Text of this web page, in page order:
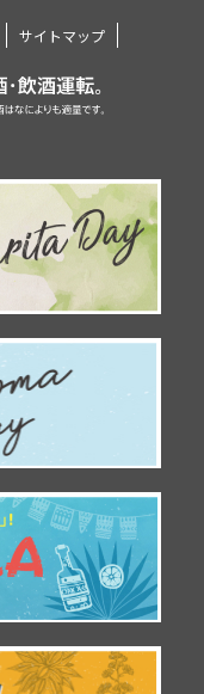
サイトマップ